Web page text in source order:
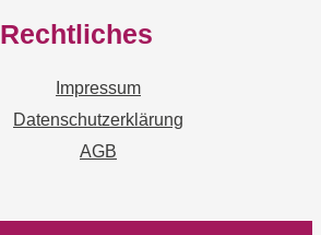
Rechtliches
Impressum
Datenschutzerklärung
AGB